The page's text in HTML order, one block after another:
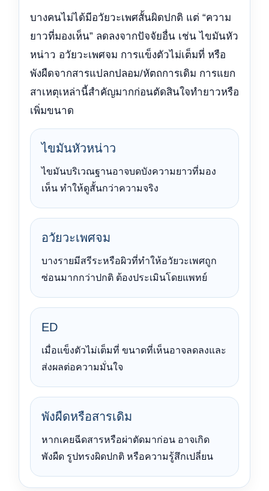
บางคนไม่ได้มีอวัยวะเพศสั้นผิดปกติ แต่ “ความ
ยาวที่มองเห็น” ลดลงจากปัจจัยอื่น เช่น ไขมันหัว
หน่าว อวัยวะเพศจม การแข็งตัวไม่เต็มที่ หรือ
พังผืดจากสารแปลกปลอม/หัตถการเดิม การแยก
สาเหตุเหล่านี้สำคัญมากก่อนตัดสินใจทำยาวหรือ
เพิ่มขนาด
ไขมันหัวหน่าว
ไขมันบริเวณฐานอาจบดบังความยาวที่มอง
เห็น ทำให้ดูสั้นกว่าความจริง
อวัยวะเพศจม
บางรายมีสรีระหรือผิวที่ทำให้อวัยวะเพศถูก
ซ่อนมากกว่าปกติ ต้องประเมินโดยแพทย์
ED
เมื่อแข็งตัวไม่เต็มที่ ขนาดที่เห็นอาจลดลงและ
ส่งผลต่อความมั่นใจ
พังผืดหรือสารเดิม
หากเคยฉีดสารหรือผ่าตัดมาก่อน อาจเกิด
พังผืด รูปทรงผิดปกติ หรือความรู้สึกเปลี่ยน